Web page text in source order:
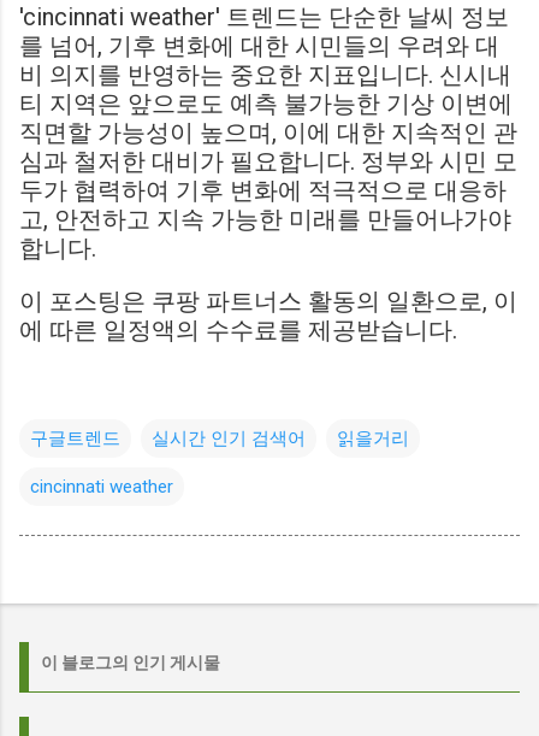
'cincinnati weather' 트렌드는 단순한 날씨 정보
를 넘어, 기후 변화에 대한 시민들의 우려와 대
비 의지를 반영하는 중요한 지표입니다. 신시내
티 지역은 앞으로도 예측 불가능한 기상 이변에
직면할 가능성이 높으며, 이에 대한 지속적인 관
심과 철저한 대비가 필요합니다. 정부와 시민 모
두가 협력하여 기후 변화에 적극적으로 대응하
고, 안전하고 지속 가능한 미래를 만들어나가야
합니다.
이 포스팅은 쿠팡 파트너스 활동의 일환으로, 이
에 따른 일정액의 수수료를 제공받습니다.
구글트렌드 실시간 인기 검색어 읽을거리
cincinnati weather
이 블로그의 인기 게시물